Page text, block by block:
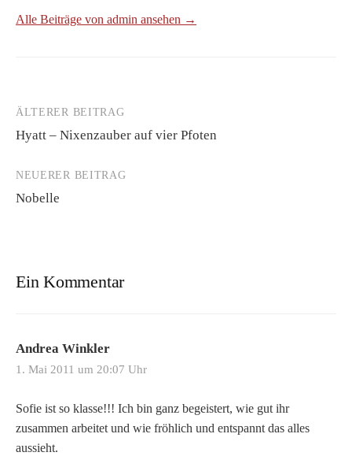
Alle Beiträge von admin ansehen →
Beitrags-
Navigation
ÄLTERER BEITRAG
Hyatt – Nixenzauber auf vier Pfoten
NEUERER BEITRAG
Nobelle
Ein Kommentar
Andrea Winkler
1. Mai 2011 um 20:07 Uhr
Sofie ist so klasse!!! Ich bin ganz begeistert, wie gut ihr
zusammen arbeitet und wie fröhlich und entspannt das alles
aussieht.